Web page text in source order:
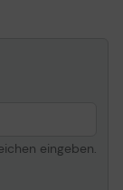
M2800
eingeben.